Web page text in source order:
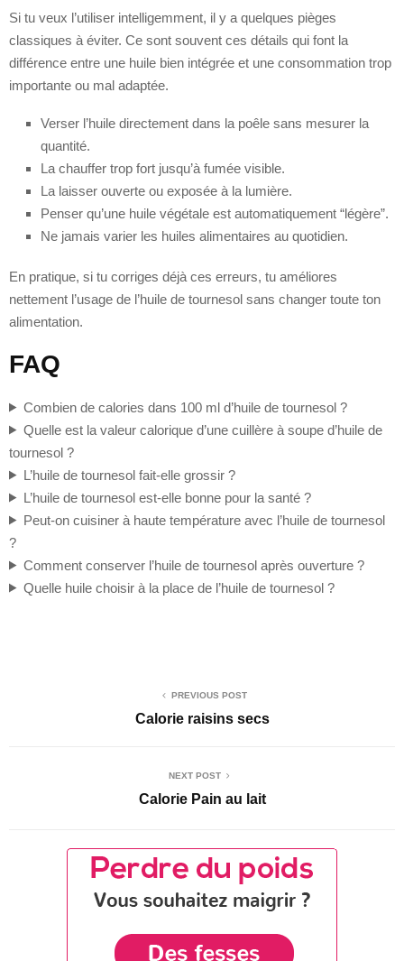
Si tu veux l’utiliser intelligemment, il y a quelques pièges
classiques à éviter. Ce sont souvent ces détails qui font la
différence entre une huile bien intégrée et une consommation trop
importante ou mal adaptée.
Verser l’huile directement dans la poêle sans mesurer la
quantité.
La chauffer trop fort jusqu’à fumée visible.
La laisser ouverte ou exposée à la lumière.
Penser qu’une huile végétale est automatiquement “légère”.
Ne jamais varier les huiles alimentaires au quotidien.
En pratique, si tu corriges déjà ces erreurs, tu améliores
nettement l’usage de l’huile de tournesol sans changer toute ton
alimentation.
FAQ
Combien de calories dans 100 ml d’huile de tournesol ?
Quelle est la valeur calorique d’une cuillère à soupe d’huile de
tournesol ?
L’huile de tournesol fait-elle grossir ?
L’huile de tournesol est-elle bonne pour la santé ?
Peut-on cuisiner à haute température avec l’huile de tournesol
?
Comment conserver l’huile de tournesol après ouverture ?
Quelle huile choisir à la place de l’huile de tournesol ?
PREVIOUS POST
Calorie raisins secs
NEXT POST
Calorie Pain au lait